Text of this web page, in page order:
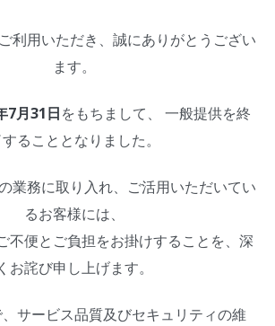
利用いただき、誠にありがとうござい
ます。
7月31日をもちまして、 一般提供を終
ることとなりました。
業務に取り入れ、ご活用いただいてい
るお客様には、
不便とご負担をお掛けすることを、深
くお詫び申し上げます。
サービス品質及びセキュリティの維